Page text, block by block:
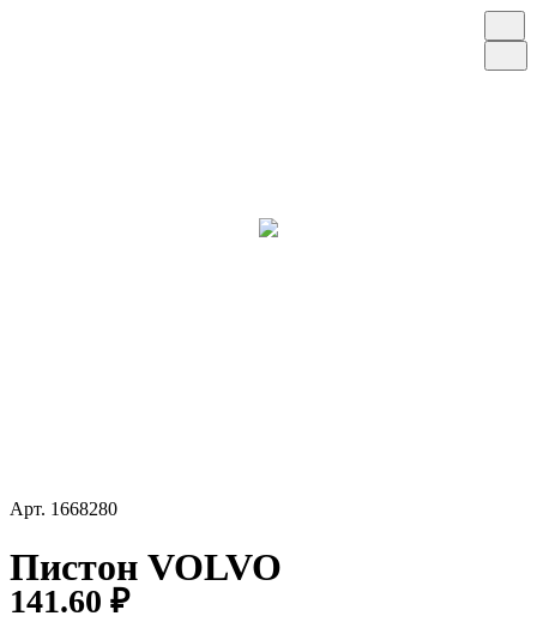
Арт. 1668280
Пистон VOLVO
141.60 ₽